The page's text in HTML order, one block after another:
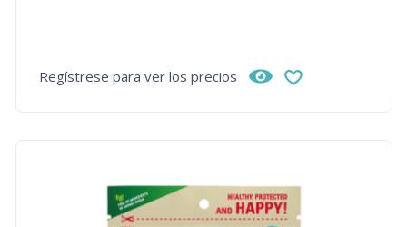
Regístrese para ver los precios